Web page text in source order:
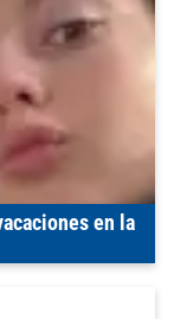
en la